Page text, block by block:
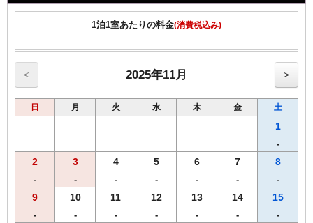
でのご案内となりますのでご注意ください。
■女性にちょっと嬉しい特典付き
ヒーリング・コスメ系グッズの中から2点お選びいただけます。
※グッズ内容は予告なく変更する場合がございますのでご了承くださ
い。
※男性のお客様にはご予約いただけませんので、他のプランにてご予
約ください。
・ウェルカムドリンクとしてホテルオリジナル挽きたてコーヒーをご
用意！
・全室インターネット回線接続可能（Wi-Fi・有線LAN）
1泊1室あたりの料金(消費税込み)
< 2025年11月 >
日 月 火 水 木 金 土
1
-
2
-
3
-
4
-
5
-
6
-
7
-
8
-
9
-
10
-
11
-
12
-
13
-
14
-
15
-